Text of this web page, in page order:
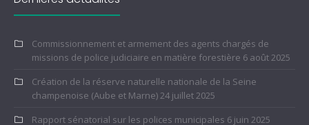
Commissionnement et armement des agents chargés de
missions de police judiciaire en matière forestière 6 août 2025
Création de la réserve naturelle nationale de la Seine
champenoise (Aube et Marne)24 juillet 2025
Rapport sénatorial sur les polices municipales 6 juin 2025